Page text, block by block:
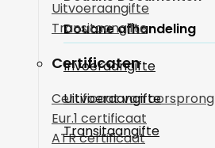
Uitvoeraangifte
Transitaangifte
Certificaten
Certificaat van oorsprong
Eur.1 certificaat
ATR certificaat
Douane afhandeling
Invoeraangifte
Uitvoeraangifte
Transitaangifte